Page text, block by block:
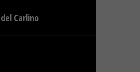
Carlino